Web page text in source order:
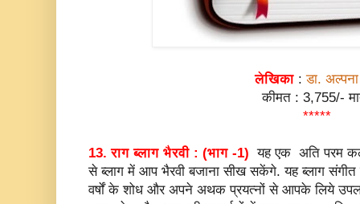
लेखिका :डा. अल्पना
कीमत : 3,755/-
*****
13. राग ब्लाग भैरवी : (भाग -1)यह एक अति परम
से ब्लाग में आप भैरवी बजाना सीख सकेंगे. यह ब्लाग संगीत
वर्षों के शोध और अपने अथक प्रयत्नों से आपके लिये